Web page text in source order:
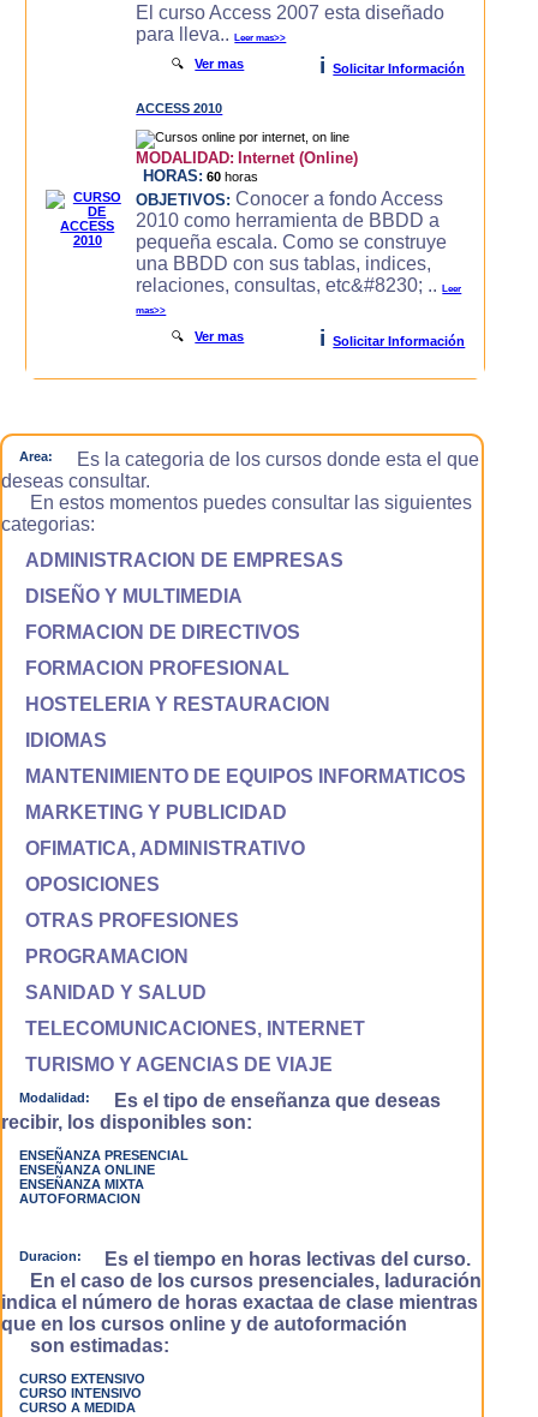
El curso Access 2007 esta diseñado
para lleva..Leer mas>>
🔍Ver mas i Solicitar Información
ACCESS 2010
MODALIDAD: Internet (Online)
HORAS: 60 horas
OBJETIVOS: Conocer a fondo Access
2010 como herramienta de BBDD a
pequeña escala. Como se construye
una BBDD con sus tablas, indices,
relaciones, consultas, etc&#8230; ..Leer
mas>>
🔍Ver mas i Solicitar Información
Area:
Es la categoria de los cursos donde esta el que
deseas consultar.
En estos momentos puedes consultar las siguientes
categorias:
ADMINISTRACION DE EMPRESAS
DISEÑO Y MULTIMEDIA
FORMACION DE DIRECTIVOS
FORMACION PROFESIONAL
HOSTELERIA Y RESTAURACION
IDIOMAS
MANTENIMIENTO DE EQUIPOS INFORMATICOS
MARKETING Y PUBLICIDAD
OFIMATICA, ADMINISTRATIVO
OPOSICIONES
OTRAS PROFESIONES
PROGRAMACION
SANIDAD Y SALUD
TELECOMUNICACIONES, INTERNET
TURISMO Y AGENCIAS DE VIAJE
Modalidad:
Es el tipo de enseñanza que deseas
recibir, los disponibles son:
ENSEÑANZA PRESENCIAL
ENSEÑANZA ONLINE
ENSEÑANZA MIXTA
AUTOFORMACION
Duracion:
Es el tiempo en horas lectivas del curso.
En el caso de los cursos presenciales, laduración
indica el número de horas exactaa de clase mientras
que en los cursos online y de autoformación
son estimadas:
CURSO EXTENSIVO
CURSO INTENSIVO
CURSO A MEDIDA